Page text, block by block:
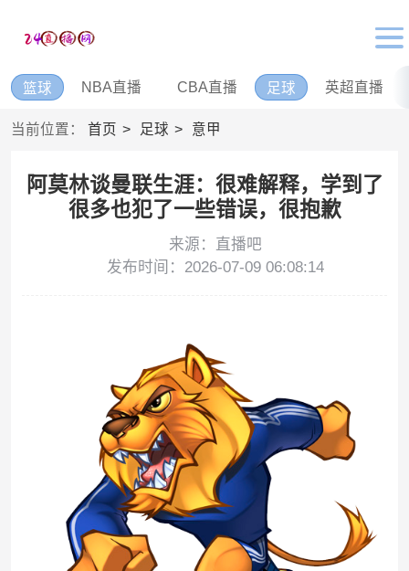
篮球 NBA直播 CBA直播 足球 英超直播
当前位置： 首页 足球 意甲
阿莫林谈曼联生涯：很难解释，学到了
很多也犯了一些错误，很抱歉
来源：直播吧
发布时间：2026-07-09 06:08:14